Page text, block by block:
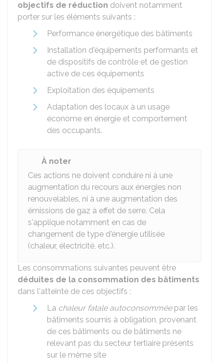
objectifs de réduction doivent notamment
porter sur les éléments suivants :
Performance énergétique des bâtiments
Installation d'équipements performants et
de dispositifs de contrôle et de gestion
active de ces équipements
Exploitation des équipements
Adaptation des locaux à un usage
économe en énergie et comportement
des occupants.
À noter
Ces actions ne doivent conduire ni à une
augmentation du recours aux énergies non
renouvelables, ni à une augmentation des
émissions de gaz à effet de serre. Cela
s'applique notamment en cas de
changement de type d'énergie utilisée
(chaleur, électricité, etc.).
Les consommations suivantes peuvent être
déduites de la consommation des bâtiments
dans l'atteinte de ces objectifs :
La chaleur fatale autoconsomméepar les
bâtiments soumis à obligation, provenant
de ces bâtiments ou de bâtiments ne
relevant pas du secteur tertiaire présents
sur le même site